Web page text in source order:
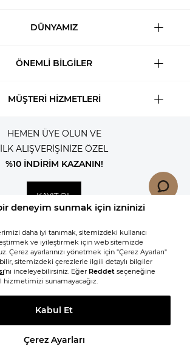
DÜNYAMIZ
ÖNEMLİ BİLGİLER
MÜŞTERİ HİZMETLERİ
HEMEN ÜYE OLUN VE
İLK ALIŞVERİŞİNİZE ÖZEL
%10 İNDİRİM KAZANIN!
KAYIT OL
SEPETE EKLE